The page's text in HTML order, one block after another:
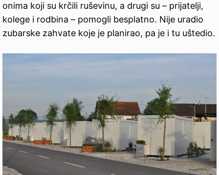
onima koji su krčili ruševinu, a drugi su – prijatelji,
kolege i rodbina – pomogli besplatno. Nije uradio
zubarske zahvate koje je planirao, pa je i tu uštedio.